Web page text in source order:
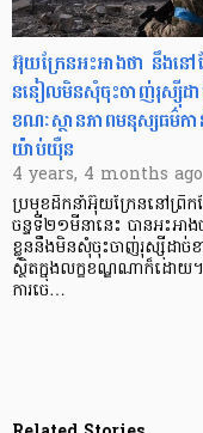
អ៊ុយក្រែនអះអាងថា នឹងនៅ
ននៀលមិនសុំចុះចាញ់រុស្ស៊ីដ
ខណៈស្ថានភាពមនុស្សធម៌ក
យ៉ាប់យ៉ឺន
4 years, 4 months ago
ប្រមុខដឹកនាំអ៊ុយក្រែននៅព្រឹកថ្
ចន្ទទី២១មីនានេះ បានអះអាង
ខ្លួននឹងមិនសុំចុះចាញ់រុស្ស៊ីដាច់
ស្ថិតក្នុងលក្ខខណ្ឌណាក៏ដោយ។
ការចេ…